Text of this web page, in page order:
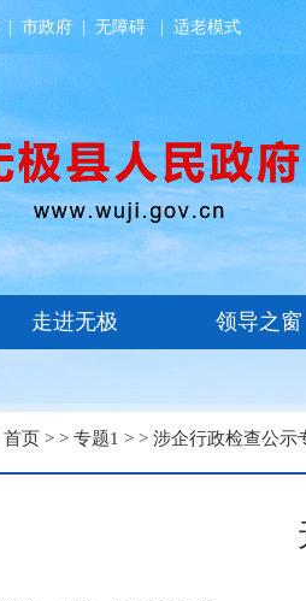
市政府 无障碍 适老模式
首页 > > 专题1 > > 涉企行政检查公示